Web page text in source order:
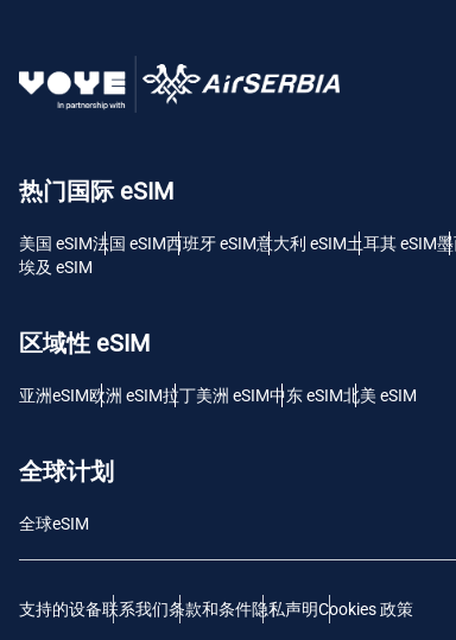
热门国际 eSIM
美国 eSIM法国 eSIM西班牙 eSIM意大利 eSIM土耳其 eSIM墨
埃及 eSIM
区域性 eSIM
亚洲eSIM欧洲 eSIM拉丁美洲 eSIM中东 eSIM北美 eSIM
全球计划
全球eSIM
支持的设备联系我们条款和条件隐私声明Cookies 政策